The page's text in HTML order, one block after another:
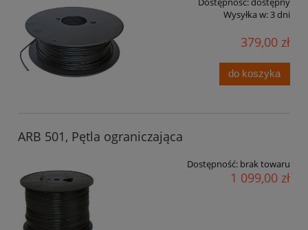
Wysyłka w:3 dni
379,00 zł
do koszyka
ARB 501, Pętla ograniczająca
Dostępność: brak towaru
1 099,00 zł